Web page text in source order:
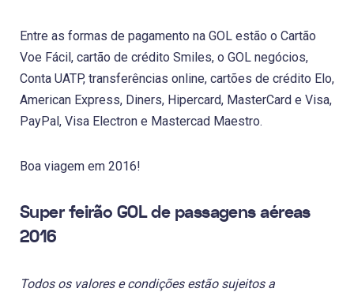
Entre as formas de pagamento na GOL estão o Cartão
Voe Fácil, cartão de crédito Smiles, o GOL negócios,
Conta UATP, transferências online, cartões de crédito Elo,
American Express, Diners, Hipercard, MasterCard e Visa,
PayPal, Visa Electron e Mastercad Maestro.
Boa viagem em 2016!
Super feirão GOL de passagens aéreas
2016
Todos os valores e condições estão sujeitos a